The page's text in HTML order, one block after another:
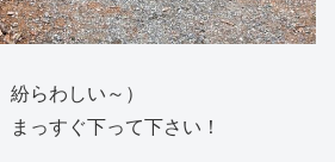
らわしい～）
っすぐ下って下さい！